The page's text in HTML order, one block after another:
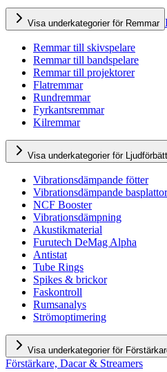
Visa underkategorier för Remmar
Remmar till skivspelare
Remmar till bandspelare
Remmar till projektorer
Flatremmar
Rundremmar
Fyrkantsremmar
Kilremmar
Visa underkategorier för
Vibrationsdämpande fötter
Vibrationsdämpande basplattor
NCF Booster
Vibrationsdämpning
Akustikmaterial
Furutech DeMag Alpha
Antistat
Tube Rings
Spikes & brickor
Faskontroll
Rumsanalys
Strömoptimering
Visa underkategorier för
Förstärkare, Dacar & Streamers